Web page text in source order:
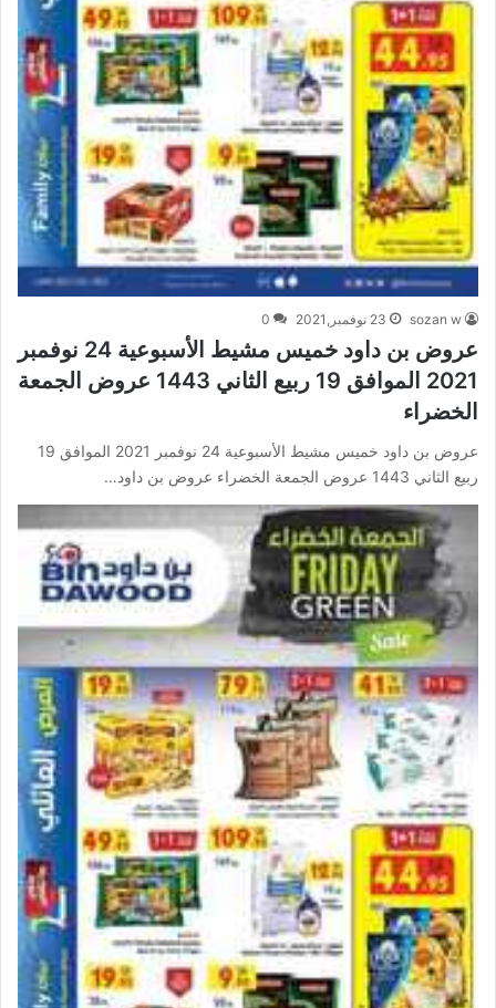
sozan w 23 نوفمبر,2021 0
عروض بن داود خميس مشيط الأسبوعية 24 نوفمبر
2021 الموافق 19 ربيع الثاني 1443 عروض الجمعة
الخضراء
عروض بن داود خميس مشيط الأسبوعية 24 نوفمبر 2021 الموافق 19
ربيع الثاني 1443 عروض الجمعة الخضراء عروض بن داود…